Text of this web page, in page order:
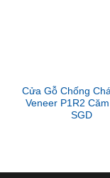
Cửa Gỗ Chống
Veneer P1R2
SGD